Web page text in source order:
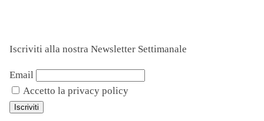
Iscriviti alla nostra Newsletter Settimanale
Email
Accetto la privacy policy